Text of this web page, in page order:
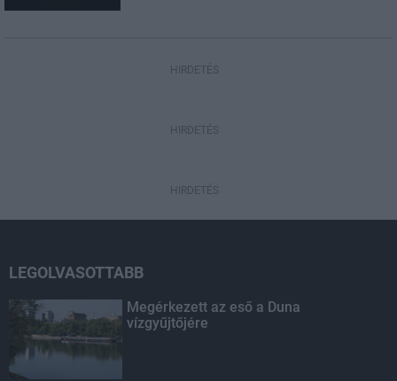
HIRDETÉS
HIRDETÉS
HIRDETÉS
LEGOLVASOTTABB
Megérkezett az eső a Duna
vízgyűjtőjére